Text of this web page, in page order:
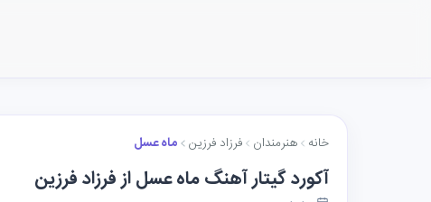
خانه هنرمندان فرزاد فرزین ماه عسل
آکورد گیتار آهنگ ماه عسل از فرزاد فرزین